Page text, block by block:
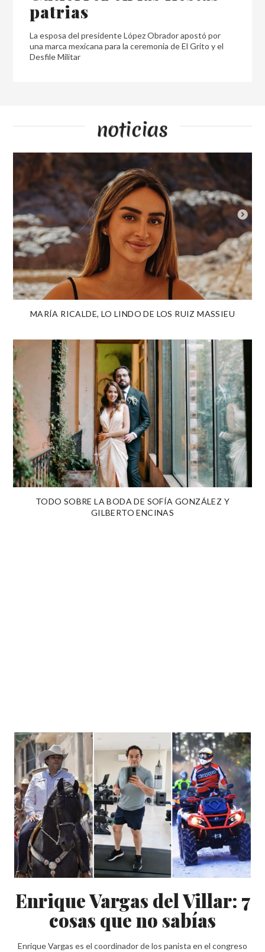
patrias
La esposa del presidente López Obrador apostó por
una marca mexicana para la ceremonia de El Grito y el
Desfile Militar
MARÍA RICALDE, LO LINDO DE LOS RUIZ MASSIEU
TODO SOBRE LA BODA DE SOFÍA GONZÁLEZ Y
GILBERTO ENCINAS
Enrique Vargas del Villar: 7
cosas que no sabías
Enrique Vargas es el coordinador de los panista en el congreso